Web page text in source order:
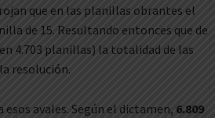
que en las planillas obrantes el
de 15. Resultando entonces que de
4.703 planillas) la totalidad de las
resolución.
avales. Según el dictamen, 6.809